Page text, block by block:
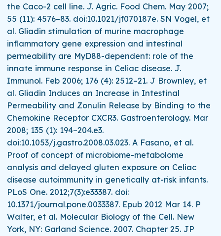
the Caco-2 cell line. J. Agric. Food Chem. May 2007;
55 (11): 4576–83. doi:10.1021/jf070187e. SN Vogel, et
al. Gliadin stimulation of murine macrophage
inflammatory gene expression and intestinal
permeability are MyD88-dependent: role of the
innate immune response in Celiac disease. J.
Immunol. Feb 2006; 176 (4): 2512–21. J Brownley, et
al. Gliadin Induces an Increase in Intestinal
Permeability and Zonulin Release by Binding to the
Chemokine Receptor CXCR3. Gastroenterology. Mar
2008; 135 (1): 194–204.e3.
doi:10.1053/j.gastro.2008.03.023. A Fasano, et al.
Proof of concept of microbiome-metabolome
analysis and delayed gluten exposure on Celiac
disease autoimmunity in genetically at-risk infants.
PLoS One. 2012;7(3):e33387. doi:
10.1371/journal.pone.0033387. Epub 2012 Mar 14. P
Walter, et al. Molecular Biology of the Cell. New
York, NY: Garland Science. 2007. Chapter 25. JP